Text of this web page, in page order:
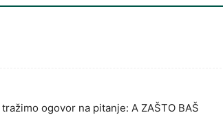
ogovor na pitanje: A ZAŠTO BAŠ